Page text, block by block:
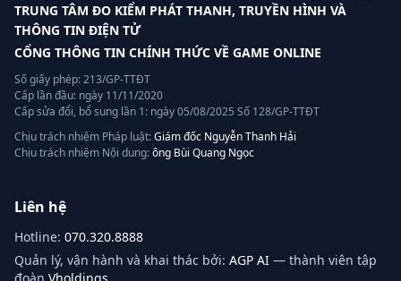
TRUNG TÂM ĐO KIỂM PHÁT THANH, TRUYỀN HÌNH VÀ
THÔNG TIN ĐIỆN TỬ
CỔNG THÔNG TIN CHÍNH THỨC VỀ GAME ONLINE
Số giấy phép: 213/GP-TTĐT
Cấp lần đầu: ngày 11/11/2020
Cấp sửa đổi, bổ sung lần 1: ngày 05/08/2025 Số 128/GP-TTĐT
Chịu trách nhiệm Pháp luật:Giám đốc Nguyễn Thanh Hải
Chịu trách nhiệm Nội dung:ông Bùi Quang Ngọc
Liên hệ
Hotline: 070.320.8888
Quản lý, vận hành và khai thác bởi: AGP AI — thành viên tập